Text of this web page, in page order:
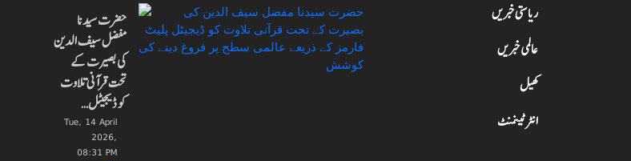
حضرت سیدنا
مفضل سیف الدین
کی بصیرت کے
تحت قرآنی تلاوت
کو ڈیجیٹل…
Tue, 14 April
2026,
08:31 PM
ریاستی خبریں
عالمی خبریں
کھیل
انٹرٹینمنٹ